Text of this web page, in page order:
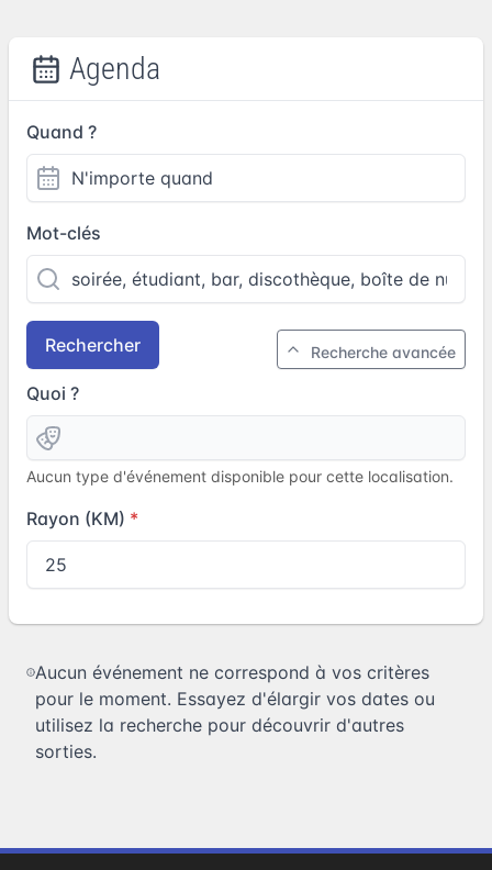
Agenda
Quand ?
Mot-clés
Rechercher Recherche avancée
Quoi ?
Aucun type d'événement disponible pour cette localisation.
Rayon (KM)
Aucun événement ne correspond à vos critères
pour le moment. Essayez d'élargir vos dates ou
utilisez la recherche pour découvrir d'autres
sorties.